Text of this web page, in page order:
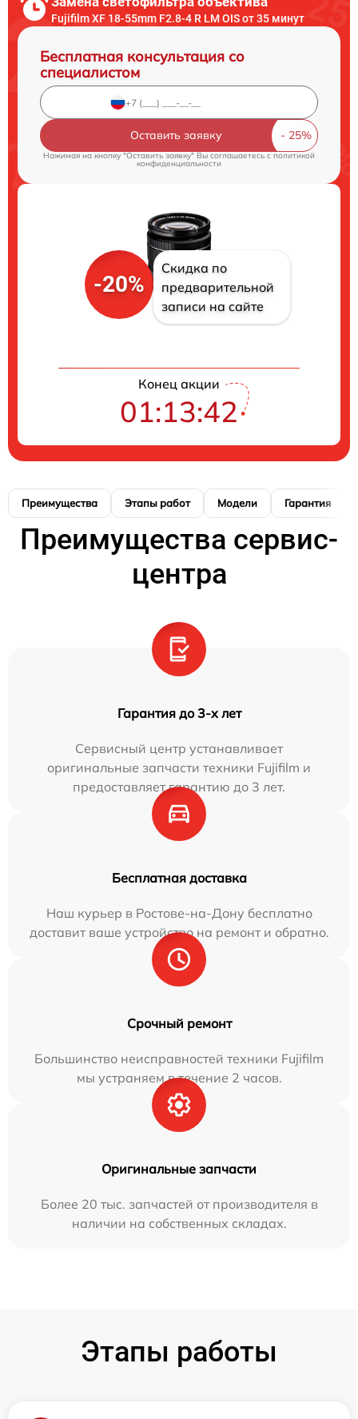
Fujifilm XF 18-55mm F2.8-4 R LM OIS от 35 минут
Бесплатная консультация со
специалистом
Оставить заявку
Нажимая на кнопку "Оставить заявку" Вы соглашаетесь c политикой
конфиденциальности
-20%
Скидка по
предварительной
записи на сайте
Конец акции
01:13:41
Преимущества Этапы работ Модели Гарантия
Преимущества сервис-
центра
Гарантия до 3-х лет
Сервисный центр устанавливает
оригинальные запчасти техники Fujifilm и
предоставляет гарантию до 3 лет.
Бесплатная доставка
Наш курьер в Ростове-на-Дону бесплатно
доставит ваше устройство на ремонт и обратно.
Срочный ремонт
Большинство неисправностей техники Fujifilm
мы устраняем в течение 2 часов.
Оригинальные запчасти
Более 20 тыс. запчастей от производителя в
наличии на собственных складах.
Этапы работы